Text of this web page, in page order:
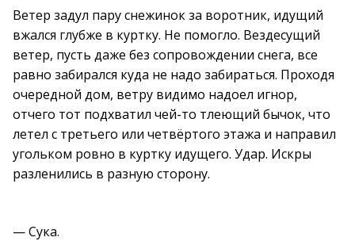
Ветер задул пару снежинок за воротник, идущий
вжался глубже в куртку. Не помогло. Вездесущий
ветер, пусть даже без сопровождении снега, все
равно забирался куда не надо забираться. Проходя
очередной дом, ветру видимо надоел игнор,
отчего тот подхватил чей-то тлеющий бычок, что
летел с третьего или четвёртого этажа и направил
угольком ровно в куртку идущего. Удар. Искры
разленились в разную сторону.
— Сука.